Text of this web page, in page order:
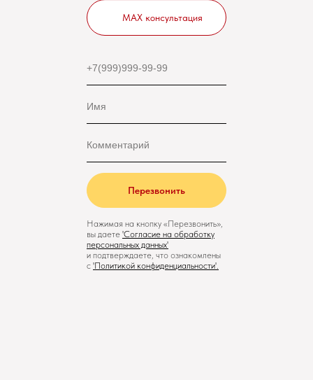
Перезвонить
Нажимая на кнопку «Перезвонить»,
вы даете 'Cогласие на обработку
персональных данных'
и подтверждаете, что ознакомлены
с 'Политикой конфиденциальности'.
MAX консультация